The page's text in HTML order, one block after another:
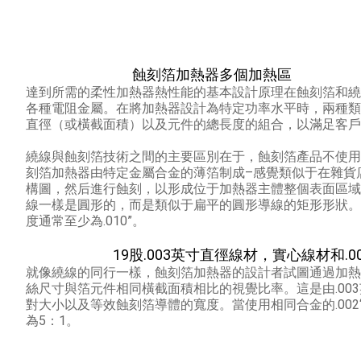
蝕刻箔加熱器多個加熱區
達到所需的柔性加熱器熱性能的基本設計原理在蝕刻箔和
各種電阻金屬。 在將加熱器設計為特定功率水平時，兩種
直徑（或橫截面積）以及元件的總長度的組合，以滿足客
繞線與蝕刻箔技術之間的主要區別在于，蝕刻箔產品不使
刻箔加熱器由特定金屬合金的薄箔制成–感覺類似于在雜
構圖，然后進行蝕刻，以形成位于加熱器主體整個表面區
線一樣是圓形的，而是類似于扁平的圓形導線的矩形形狀。
度通常至少為.010”。
19股.003英寸直徑線材，實心線材和
就像繞線的同行一樣，蝕刻箔加熱器的設計者試圖通過加
絲尺寸與箔元件相同橫截面積相比的視覺比率。 這是由
對大小以及等效蝕刻箔導體的寬度。 當使用相同合金的
為5：1。